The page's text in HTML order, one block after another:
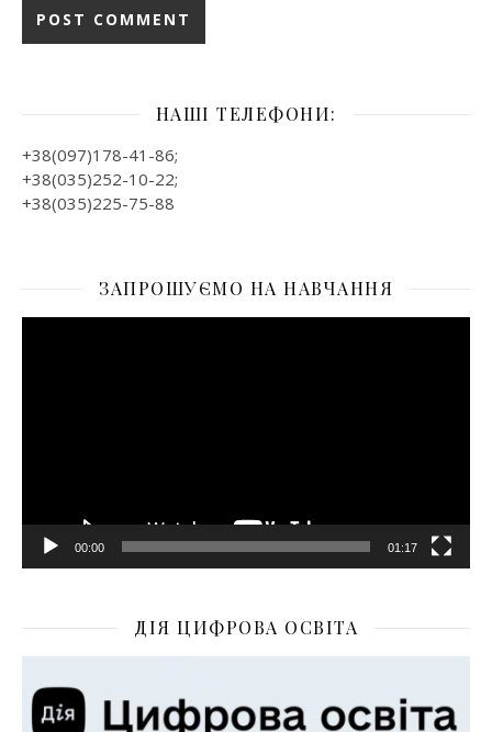
НАШІ ТЕЛЕФОНИ:
+38(097)178-41-86;
+38(035)252-10-22;
+38(035)225-75-88
ЗАПРОШУЄМО НА НАВЧАННЯ
Відеопрогравач
00:00 01:17
ДІЯ ЦИФРОВА ОСВІТА